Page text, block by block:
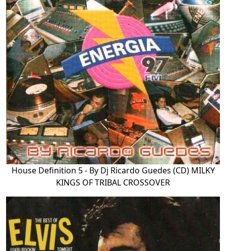
House Definition 5 - By Dj Ricardo Guedes (CD) MILKY
KINGS OF TRIBAL CROSSOVER